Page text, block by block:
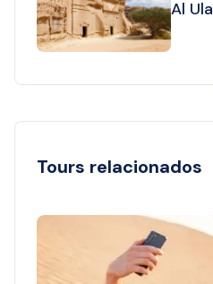
Al Ula
Tours relacionados